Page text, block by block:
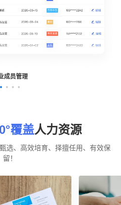
成员管理
覆盖人力资源
选、高效培育、择擅任用、有效保
留！